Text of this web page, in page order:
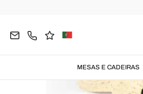
MESAS E CADEIRAS